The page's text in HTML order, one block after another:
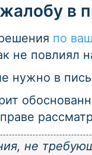
в
по
не повлиял
нужно в
не